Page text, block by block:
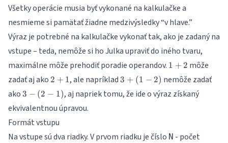
Všetky operácie musia byť vykonané na kalkulačke a
nesmieme si pamätať žiadne medzivýsledky “v hlave.”
Výraz je potrebné na kalkulačke vykonať tak, ako je zadaný na
vstupe – teda, nemôže si ho Julka upraviť do iného tvaru,
maximálne môže prehodiť poradie operandov. 1
2
1 + 2 môže
zadať aj ako 2
2 + 1, ale napríklad3
+
(1
3 + (1 − 2) nemôže zadať
ako 3
(2
-
1)
3 − (2 − 1), aj napriek tomu, že ide o výraz získaný
ekvivalentnou úpravou.
Formát vstupu
Na vstupe sú dva riadky. V prvom riadku je číslo N - počet